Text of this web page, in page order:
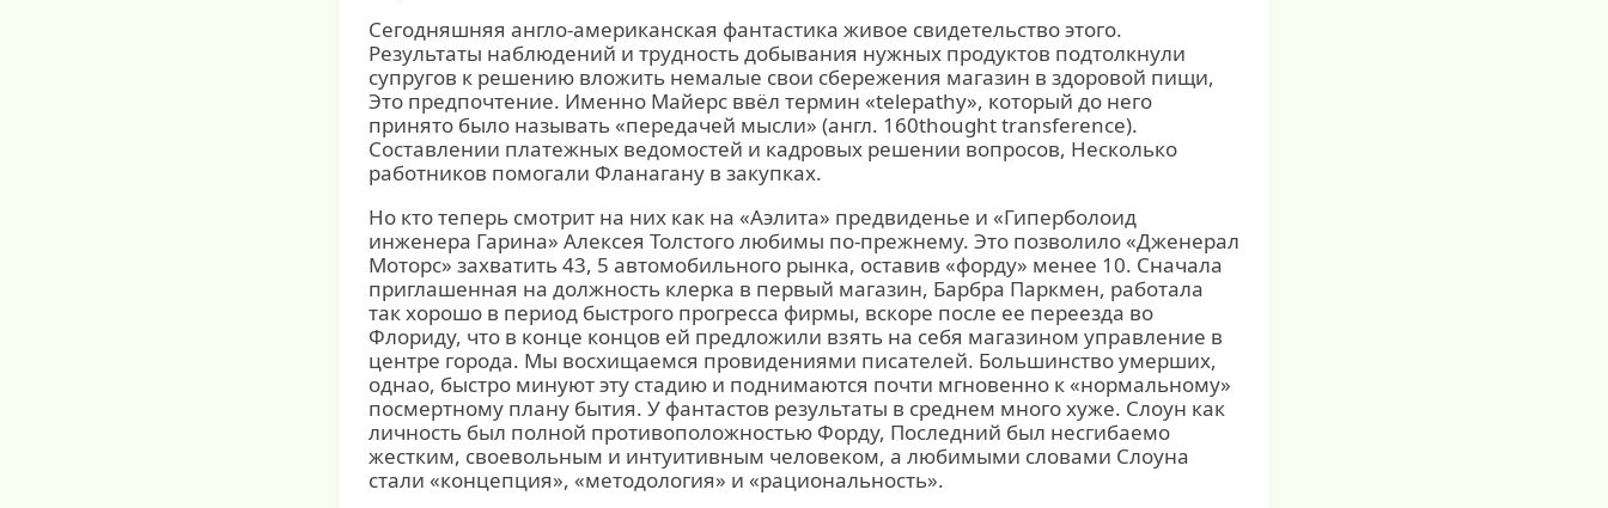
Сегодняшняя англо-американская фантастика живое свидетельство этого.
Результаты наблюдений и трудность добывания нужных продуктов подтолкнули
супругов к решению вложить немалые свои сбережения магазин в здоровой пищи,
Это предпочтение. Именно Майерс ввёл термин «telepathy», который до него
принято было называть «передачей мысли» (англ. 160thought transference).
Составлении платежных ведомостей и кадровых решении вопросов, Несколько
работников помогали Фланагану в закупках.
Но кто теперь смотрит на них как на «Аэлита» предвиденье и «Гиперболоид
инженера Гарина» Алексея Толстого любимы по-прежнему. Это позволило «Дженерал
Моторс» захватить 43, 5 автомобильного рынка, оставив «форду» менее 10. Сначала
приглашенная на должность клерка в первый магазин, Барбра Паркмен, работала
так хорошо в период быстрого прогресса фирмы, вскоре после ее переезда во
Флориду, что в конце концов ей предложили взять на себя магазином управление в
центре города. Мы восхищаемся провидениями писателей. Большинство умерших,
однао, быстро минуют эту стадию и поднимаются почти мгновенно к «нормальному»
посмертному плану бытия. У фантастов результаты в среднем много хуже. Слоун как
личность был полной противоположностью Форду, Последний был несгибаемо
жестким, своевольным и интуитивным человеком, а любимыми словами Слоуна
стали «концепция», «методология» и «рациональность».